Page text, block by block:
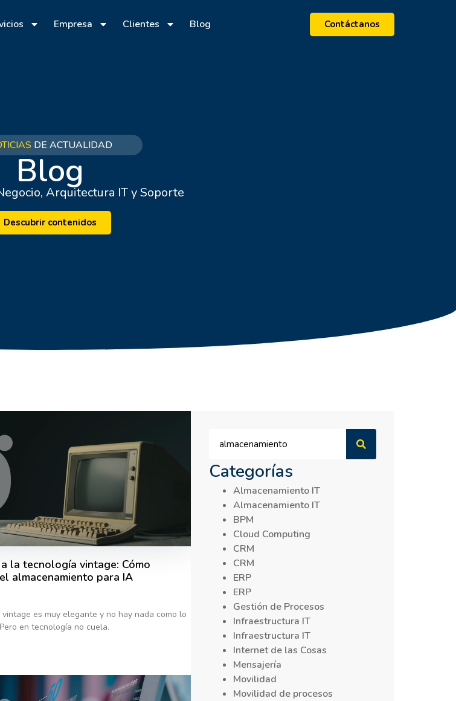
Empresa Clientes Blog Contáctanos
DE ACTUALIDAD
Blog
Arquitectura IT y Soporte
Descubrir contenidos
la tecnología vintage: Cómo
almacenamiento para IA
es muy elegante y no hay nada como lo
en tecnología no cuela.
Categorías
Almacenamiento IT
Almacenamiento IT
BPM
Cloud Computing
CRM
CRM
ERP
ERP
Gestión de Procesos
Infraestructura IT
Infraestructura IT
Internet de las Cosas
Mensajería
Movilidad
Movilidad de procesos